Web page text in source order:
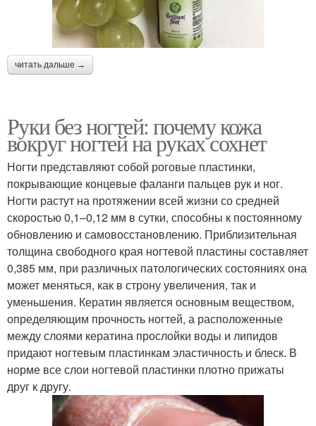
читать дальше →
Руки без ногтей: почему кожа
вокруг ногтей на руках сохнет
Ногти представляют собой роговые пластинки,
покрывающие концевые фаланги пальцев рук и ног.
Ногти растут на протяжении всей жизни со средней
скоростью 0,1–0,12 мм в сутки, способны к постоянному
обновлению и самовосстановлению. Приблизительная
толщина свободного края ногтевой пластины составляет
0,385 мм, при различных патологических состояниях она
может меняться, как в строну увеличения, так и
уменьшения. Кератин является основным веществом,
определяющим прочность ногтей, а расположенные
между слоями кератина прослойки воды и липидов
придают ногтевым пластинкам эластичность и блеск. В
норме все слои ногтевой пластинки плотно прижаты
друг к другу.